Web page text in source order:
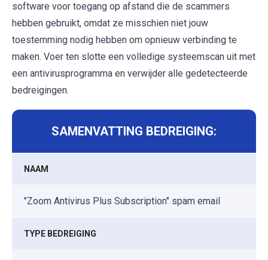
software voor toegang op afstand die de scammers
hebben gebruikt, omdat ze misschien niet jouw
toestemming nodig hebben om opnieuw verbinding te
maken. Voer ten slotte een volledige systeemscan uit met
een antivirusprogramma en verwijder alle gedetecteerde
bedreigingen.
SAMENVATTING BEDREIGING:
NAAM
"Zoom Antivirus Plus Subscription" spam email
TYPE BEDREIGING